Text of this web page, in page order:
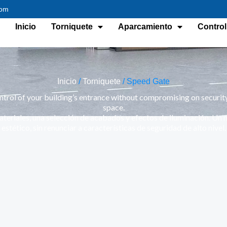
Inicio Torniquete Aparcamiento
Inicio /Torniquete / Speed Gate
of your building’s entrance without compromising on
space.
una selección de acabados y efectos de iluminación.